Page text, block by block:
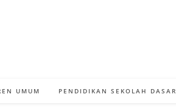
UMUM PENDIDIKAN SEKOLAH DASAR